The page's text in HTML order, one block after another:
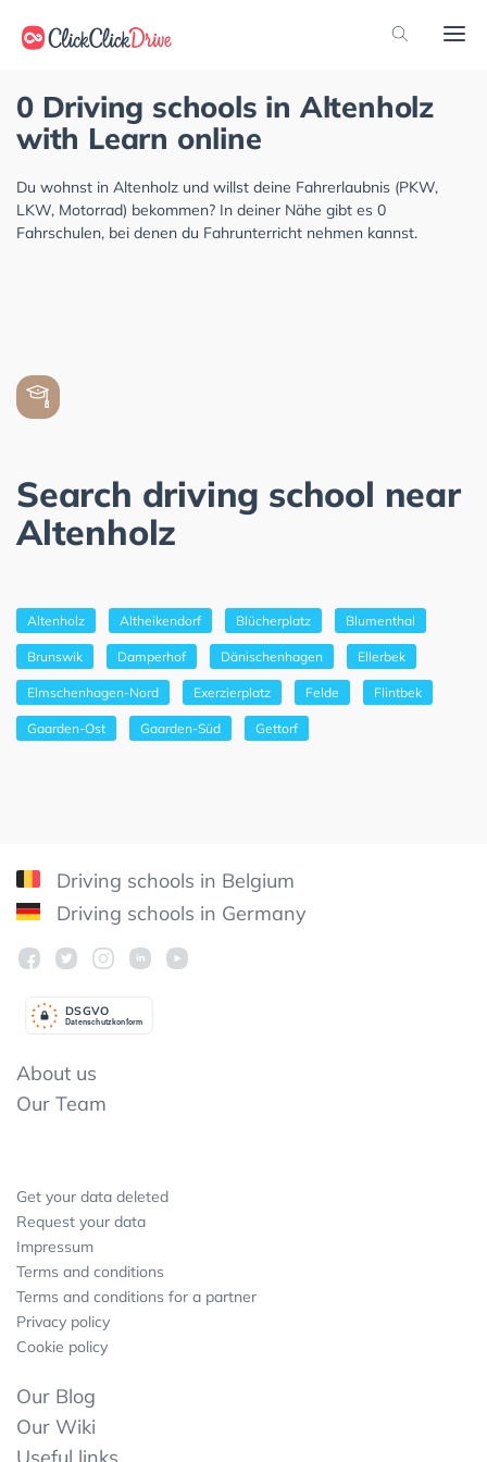
0 Driving schools in Altenholz
with Learn online
Du wohnst in Altenholz und willst deine Fahrerlaubnis (PKW,
LKW, Motorrad) bekommen? In deiner Nähe gibt es 0
Fahrschulen, bei denen du Fahrunterricht nehmen kannst.
Search driving school near
Altenholz
Altenholz Altheikendorf Blücherplatz Blumenthal
Brunswik Damperhof Dänischenhagen Ellerbek
Elmschenhagen-Nord Exerzierplatz Felde Flintbek
Gaarden-Ost Gaarden-Süd Gettorf
Driving schools in Belgium
Driving schools in Germany
Datenschutzkonform
DSGVO
About us
Our Team
Get your data deleted
Request your data
Impressum
Terms and conditions
Terms and conditions for a partner
Privacy policy
Cookie policy
Our Blog
Our Wiki